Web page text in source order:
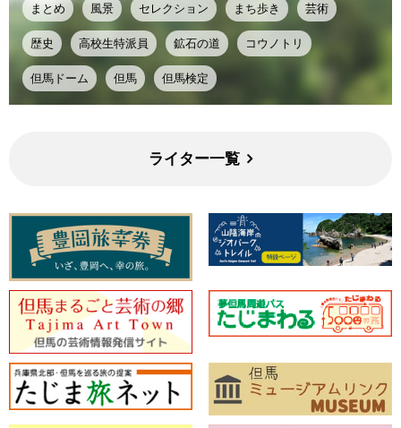
まとめ 風景 セレクション まち歩き 芸術
歴史 高校生特派員 鉱石の道 コウノトリ
但馬ドーム 但馬 但馬検定
ライター一覧